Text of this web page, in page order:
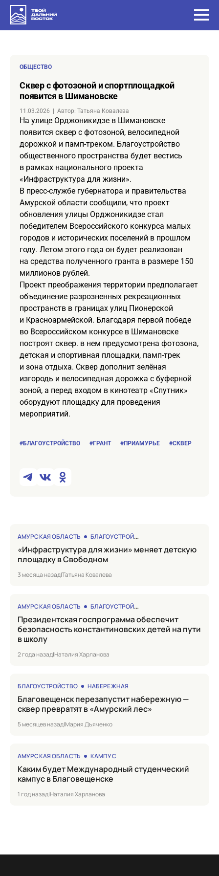
ОБЩЕСТВО
Сквер с фотозоной и спортплощадкой
появится в Шимановске
11.03.2026 Автор: Татьяна Ковалева
На улице Орджоникидзе в Шимановске
появится сквер с фотозоной, велосипедной
дорожкой и памп-треком. Благоустройство
общественного пространства будет вестись
в рамках национального проекта
«Инфраструктура для жизни».
В пресс-службе губернатора и правительства
Амурской области сообщили, что проект
обновления улицы Орджоникидзе стал
победителем Всероссийского конкурса малых
городов и исторических поселений в прошлом
году. Летом этого года он будет реализован
на средства полученного гранта в размере 150
миллионов рублей.
Проект преображения территории предполагает
объединение разрозненных рекреационных
пространств в границах улиц Пионерской
и Красноармейской. Благодаря первой победе
во Всероссийском конкурсе в Шимановске
построят сквер. в нем предусмотрена фотозона,
детская и спортивная площадки, памп-трек
и зона отдыха. Сквер дополнит зелёная
изгородь и велосипедная дорожка с буферной
зоной, а перед входом в кинотеатр «Спутник»
оборудуют площадку для проведения
мероприятий.
#БЛАГОУСТРОЙСТВО #ГРАНТ #ПРИАМУРЬЕ #СКВЕР
АМУРСКАЯ ОБЛАСТЬ БЛАГОУСТРОЙСТВО
«Инфраструктура для жизни» меняет детскую
площадку в Свободном
3 месяца назад|Татьяна Ковалева
АМУРСКАЯ ОБЛАСТЬ БЛАГОУСТРОЙСТВО
Президентская госпрограмма обеспечит
безопасность константиновских детей на пути
в школу
2 года назад|Наталия Харланова
БЛАГОУСТРОЙСТВО НАБЕРЕЖНАЯ
Благовещенск перезапустит набережную —
сквер превратят в «Амурский лес»
5 месяцев назад|Мария Дъяченко
АМУРСКАЯ ОБЛАСТЬ КАМПУС
Каким будет Международный студенческий
кампус в Благовещенске
1 год назад|Наталия Харланова